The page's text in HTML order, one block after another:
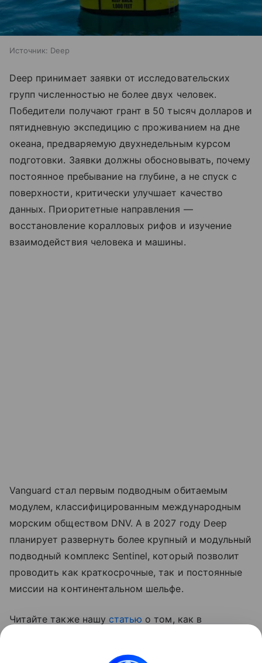
Источник: Deep
Deep принимает заявки от исследовательских
групп численностью не более двух человек.
Победители получают грант в 50 тысяч долларов и
пятидневную экспедицию с проживанием на дне
океана, предваряемую двухнедельным курсом
подготовки. Заявки должны обосновывать, почему
постоянное пребывание на глубине, а не спуск с
поверхности, критически улучшает качество
данных. Приоритетные направления —
восстановление коралловых рифов и изучение
взаимодействия человека и машины.
Vanguard стал первым подводным обитаемым
модулем, классифицированным международным
морским обществом DNV. А в 2027 году Deep
планирует развернуть более крупный и модульный
подводный комплекс Sentinel, который позволит
проводить как краткосрочные, так и постоянные
миссии на континентальном шельфе.
Читайте также нашу статью о том, как в
подводный дрон XV Excalibur.